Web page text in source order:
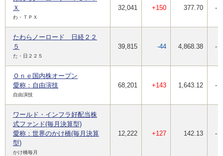
Ｘ
わ・ＴＰＸ
32,041 +150 377.70 -
たわらノーロード 日経２２
５
た・日２２５
39,815 -44 4,868.38 -
Ｏｎｅ国内株オープン
愛称：自由演技
自由演技
68,201 +143 1,643.12 -
ワールド・インフラ好配当株
式ファンド(毎月決算型)
愛称：世界のかけ橋(毎月決算
型)
かけ橋毎月
12,222 +127 142.13 -